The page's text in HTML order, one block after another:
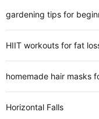
gardening tips for
HIIT workouts for fat
homemade hair masks
Horizontal Falls